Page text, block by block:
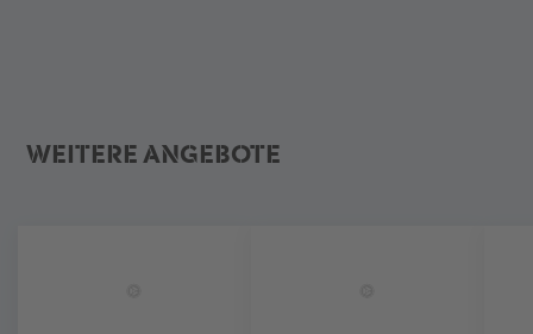
WEITERE ANGEBOTE